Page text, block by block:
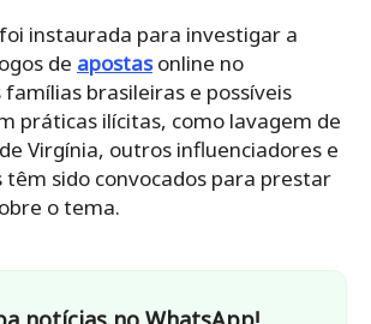
instaurada para investigar a
de apostasonline no
brasileiras e possíveis
práticas ilícitas, como lavagem de
Virgínia, outros influenciadores e
têm sido convocados para prestar
o tema.